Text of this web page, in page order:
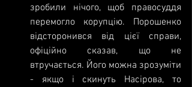
зробили нічого, щоб правосуддя
перемогло корупцію. Порошенко
відсторонився від цієї справи,
офіційно сказав, що не
втручається. Його можна зрозуміти
- якщо і скинуть Насірова, то